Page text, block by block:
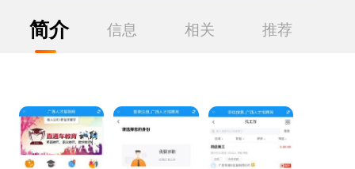
简介 信息 相关 推荐